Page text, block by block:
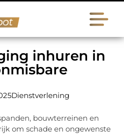
inhuren in
Dienstverlening
bouwterreinen en
om schade en ongewenste